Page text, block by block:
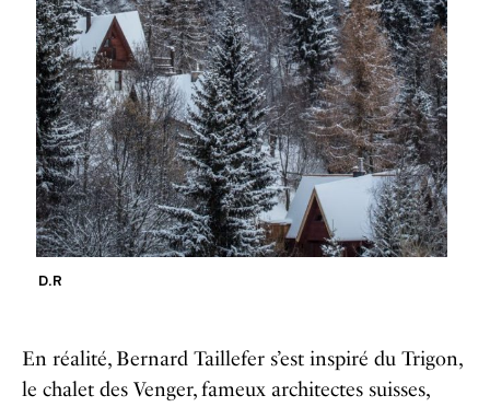
D.R
En réalité, Bernard Taillefer s’est inspiré du Trigon,
le chalet des Venger, fameux architectes suisses,